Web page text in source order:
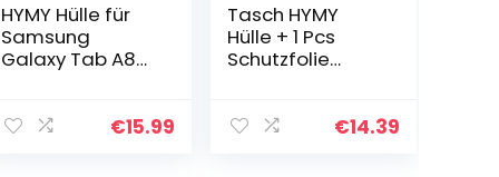
HYMY Hülle für
Samsung
Galaxy Tab A8
Glass für
€15.99
Tasch HYMY
Hülle + 1 Pcs
Schutzfolie
KingPad K10€14.39